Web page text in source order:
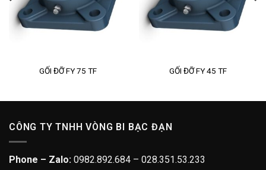
GỐI ĐỠ FY 75 TF GỐI ĐỠ FY 45 TF
CÔNG TY TNHH VÒNG BI BẠC ĐẠN
Phone – Zalo: 0982.892.684 – 028.351.53.233